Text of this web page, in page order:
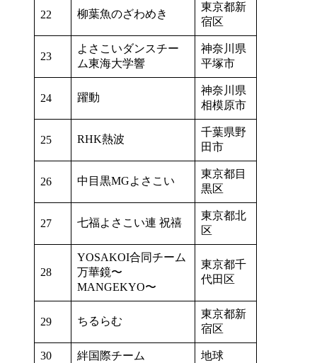
22 柳葉魚のざわめき
東京都新
宿区
23
よさこいダンスチー
ム東海大学響
神奈川県
平塚市
24 躍動
神奈川県
相模原市
25 RHK熱波
千葉県野
田市
26 中目黒MGよさこい
東京都目
黒区
27 七福よさこい連 祝禧
東京都北
区
28
YOSAKOI合同チーム
万華鏡〜
MANGEKYO〜
東京都千
代田区
29 ちるらむ
東京都新
宿区
30 絆国際チーム 地球